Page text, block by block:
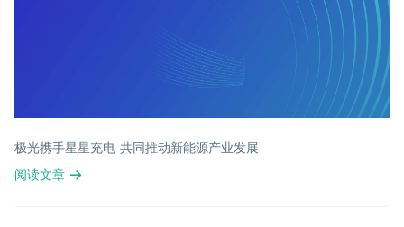
极光携手星星充电 共同推动新能源产业发展
阅读文章